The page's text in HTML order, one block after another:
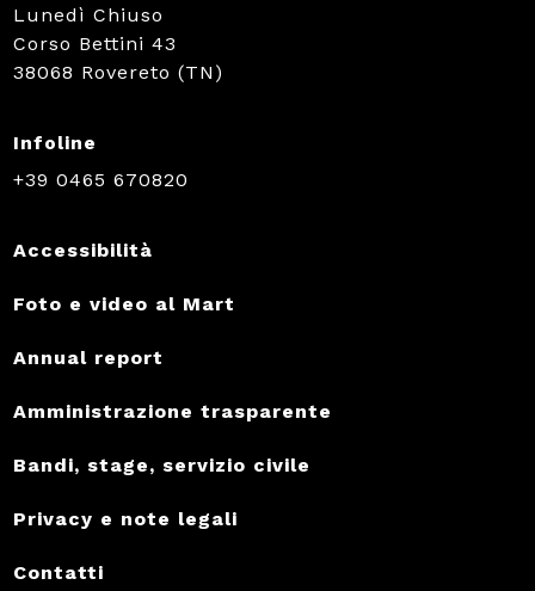
Lunedì Chiuso
Corso Bettini 43
38068 Rovereto (TN)
Infoline
+39 0465 670820
Accessibilità
Foto e video al Mart
Annual report
Amministrazione trasparente
Bandi, stage, servizio civile
Privacy e note legali
Contatti